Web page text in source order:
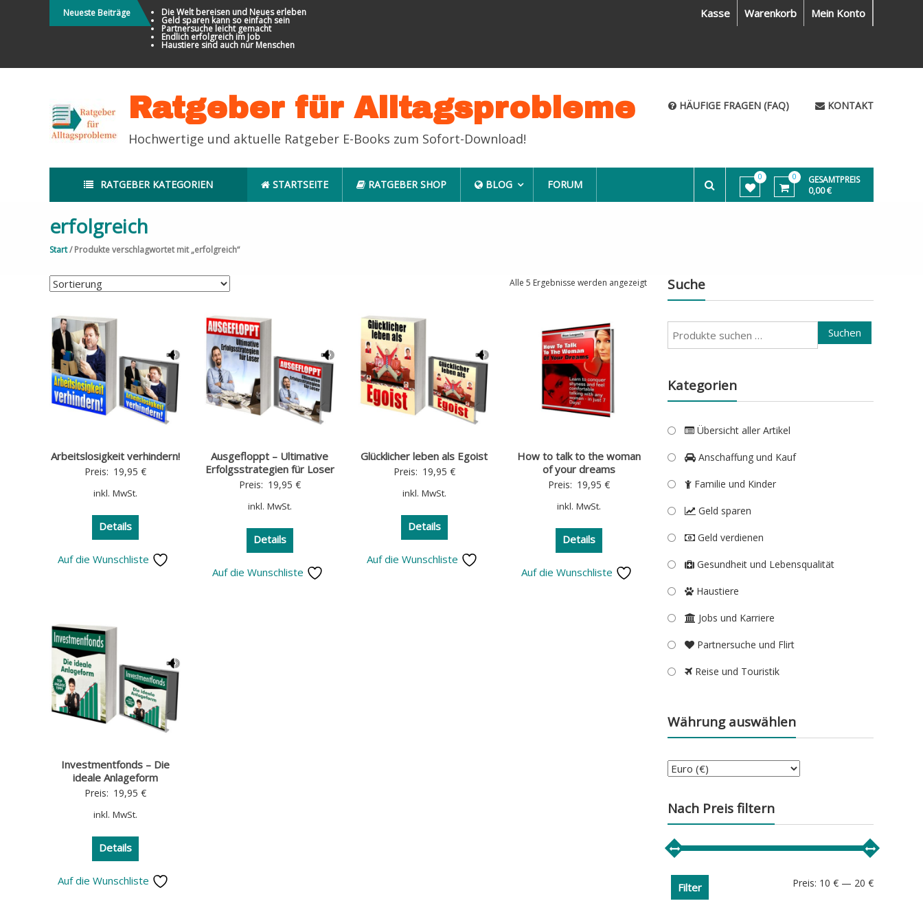
Neueste Beiträge Die Welt bereisen und Neues erleben
Geld sparen kann so einfach sein
Partnersuche leicht gemacht
Endlich erfolgreich im Job
Haustiere sind auch nur Menschen
Kasse Warenkorb Mein Konto
Ratgeber für Alltagsprobleme
Hochwertige und aktuelle Ratgeber E-Books zum Sofort-Download!
HÄUFIGE FRAGEN (FAQ) KONTAKT
RATGEBER KATEGORIEN STARTSEITE RATGEBER SHOP BLOG FORUM
0 0
GESAMTPREIS
0,00 €
erfolgreich
Start/ Produkte verschlagwortet mit „erfolgreich“
Alle 5 Ergebnisse werden angezeigt
Arbeitslosigkeit verhindern!
Preis: 19,95 €
inkl. MwSt.
Details
Auf die Wunschliste
Ausgefloppt – Ultimative
Erfolgsstrategien für Loser
Preis: 19,95 €
inkl. MwSt.
Details
Auf die Wunschliste
Glücklicher leben als Egoist
Preis: 19,95 €
inkl. MwSt.
Details
Auf die Wunschliste
How to talk to the woman
of your dreams
Preis: 19,95 €
inkl. MwSt.
Details
Auf die Wunschliste
Investmentfonds – Die
ideale Anlageform
Preis: 19,95 €
inkl. MwSt.
Details
Auf die Wunschliste
Suche
Suchen
nach:
Suchen
Kategorien
Übersicht aller Artikel
Anschaffung und Kauf
Familie und Kinder
Geld sparen
Geld verdienen
Gesundheit und Lebensqualität
Haustiere
Jobs und Karriere
Partnersuche und Flirt
Reise und Touristik
Währung auswählen
Nach Preis filtern
Min.
Max.
Filter Preis: 10 € — 20 €